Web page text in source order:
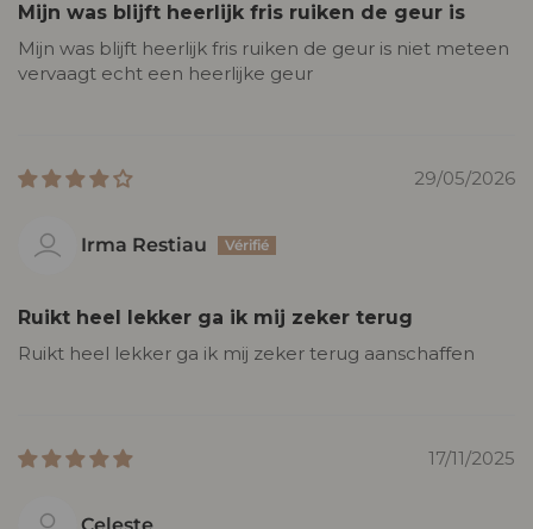
Mijn was blijft heerlijk fris ruiken de geur is
Mijn was blijft heerlijk fris ruiken de geur is niet meteen
vervaagt echt een heerlijke geur
29/05/2026
Irma Restiau
Ruikt heel lekker ga ik mij zeker terug
Ruikt heel lekker ga ik mij zeker terug aanschaffen
17/11/2025